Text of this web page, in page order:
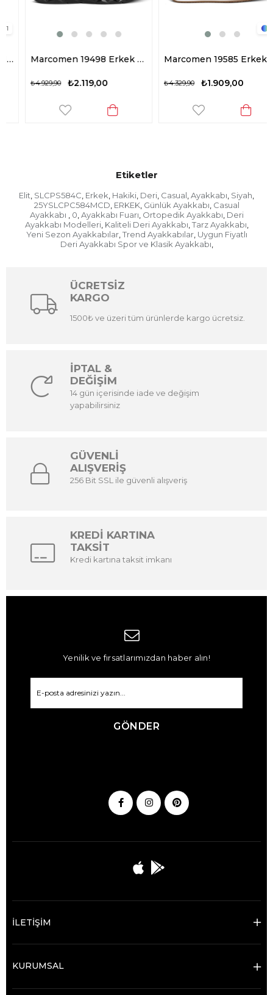
Marcomen 19498 Erkek Hakiki Deri Casual Ayakkabı Siyah
₺2.119,00
₺4.929,90
Marcomen 19585 Erkek Hakiki Deri Casual Ayakkabı Taba
₺1.909,00
₺4.329,90
Etiketler
Elit SLCPS584C Erkek Hakiki Deri Casual Ayakkabı Siyah
25YSLCPC584MCD ERKEK, Günlük Ayakkabı Casual
Ayakkabı
0 Ayakkabı Fuarı Ortopedik Ayakkabı Deri
Ayakkabı Modelleri, Kaliteli Deri Ayakkabı Tarz Ayakkabı
Yeni Sezon Ayakkabılar, Trend Ayakkabılar, Uygun Fiyatlı
Deri Ayakkabı Spor ve Klasik Ayakkabı
ÜCRETSİZ
KARGO
1500₺ ve üzeri tüm ürünlerde kargo ücretsiz.
İPTAL &
DEĞİŞİM
14 gün içerisinde iade ve değişim
yapabilirsiniz
GÜVENLİ
ALIŞVERİŞ
256 Bit SSL ile güvenli alışveriş
KREDİ KARTINA
TAKSİT
Kredi kartına taksit imkanı
Yenilik ve fırsatlarımızdan haber alın!
GÖNDER
İLETİŞİM
KURUMSAL